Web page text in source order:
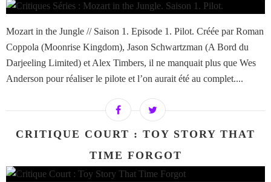
Mozart in the Jungle // Saison 1. Episode 1. Pilot. Créée par Roman
Coppola (Moonrise Kingdom), Jason Schwartzman (A Bord du
Darjeeling Limited) et Alex Timbers, il ne manquait plus que Wes
Anderson pour réaliser le pilote et l’on aurait été au complet....
CRITIQUE COURT : TOY STORY THAT
TIME FORGOT